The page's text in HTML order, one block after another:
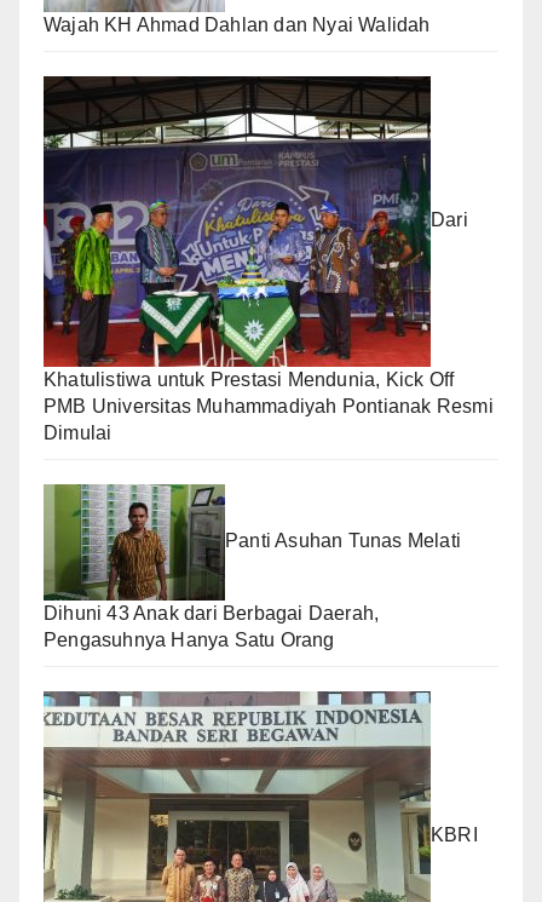
Wajah KH Ahmad Dahlan dan Nyai Walidah
Dari
Khatulistiwa untuk Prestasi Mendunia, Kick Off
PMB Universitas Muhammadiyah Pontianak Resmi
Dimulai
Panti Asuhan Tunas Melati
Dihuni 43 Anak dari Berbagai Daerah,
Pengasuhnya Hanya Satu Orang
KBRI